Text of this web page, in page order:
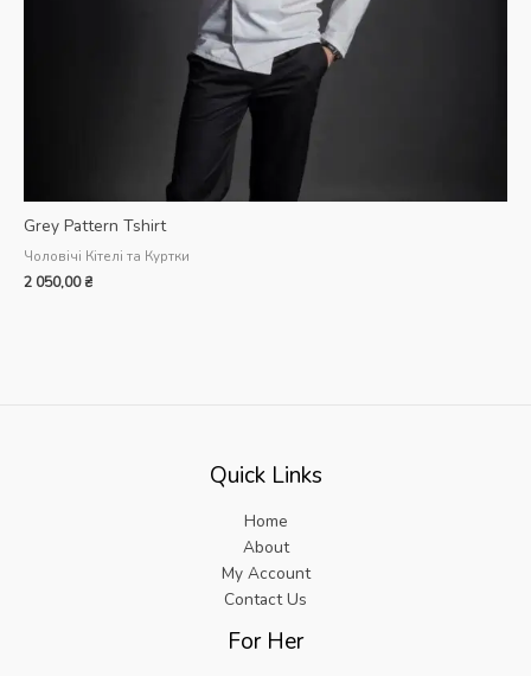
Grey Pattern Tshirt
Чоловічі Кітелі та Куртки
2 050,00₴
Quick Links
Home
About
My Account
Contact Us
For Her